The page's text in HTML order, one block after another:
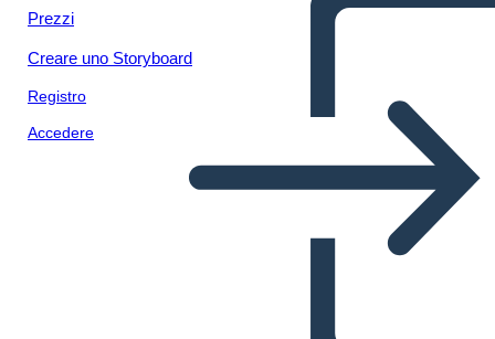
Prezzi
Creare uno Storyboard
Registro
Accedere
Visualizza
come